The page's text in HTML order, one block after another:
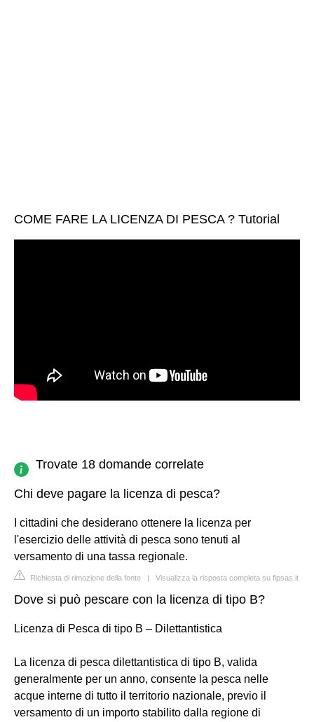
COME FARE LA LICENZA DI PESCA ? Tutorial
Trovate 18 domande correlate
Chi deve pagare la licenza di pesca?
I cittadini che desiderano ottenere la licenza per
l'esercizio delle attività di pesca sono tenuti al
versamento di una tassa regionale.
Richiesta di rimozione della fonte | Visualizza la risposta completa su fipsas.it
Dove si può pescare con la licenza di tipo B?
Licenza di Pesca di tipo B – Dilettantistica
La licenza di pesca dilettantistica di tipo B, valida
generalmente per un anno, consente la pesca nelle
acque interne di tutto il territorio nazionale, previo il
versamento di un importo stabilito dalla regione di